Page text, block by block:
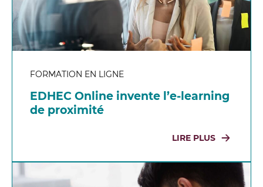
FORMATION EN LIGNE
EDHEC Online invente l’e-learning
de proximité
LIRE PLUS